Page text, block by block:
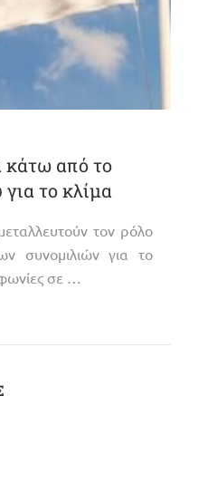
κάτω από το
το κλίμα
τον ρόλο
συνομιλιών για το
σε …